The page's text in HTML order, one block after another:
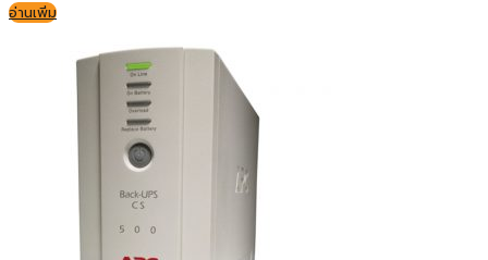
อ่านเพิ่ม